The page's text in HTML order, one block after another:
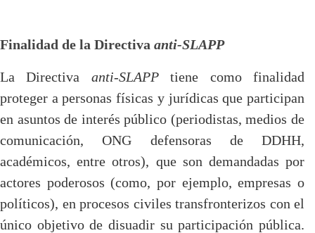
Finalidad de la Directiva anti-SLAPP
La Directiva anti-SLAPPtiene como finalidad
proteger a personas físicas y jurídicas que participan
en asuntos de interés público (periodistas, medios de
comunicación, ONG defensoras de DDHH,
académicos, entre otros), que son demandadas por
actores poderosos (como, por ejemplo, empresas o
políticos), en procesos civiles transfronterizos con el
único objetivo de disuadir su participación pública.